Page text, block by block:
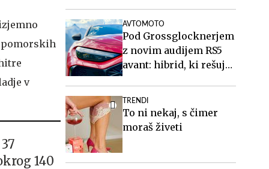
pomorskih
v
140
AVTOMOTO
Pod Grossglocknerjem
z novim audijem RS5
avant: hibrid, ki rešuje
TRENDI
To ni nekaj, s čimer
moraš živeti